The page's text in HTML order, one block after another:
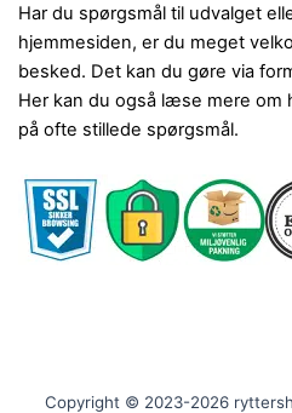
Har du spørgsmål til udvalget
hjemmesiden, er du meget
besked. Det kan du gøre via
Her kan du også læse mere om
på ofte stillede spørgsmål.
Copyright © 2023-2026